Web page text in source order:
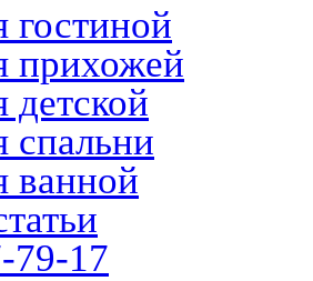
гостиной
прихожей
детской
спальни
ванной
79-17